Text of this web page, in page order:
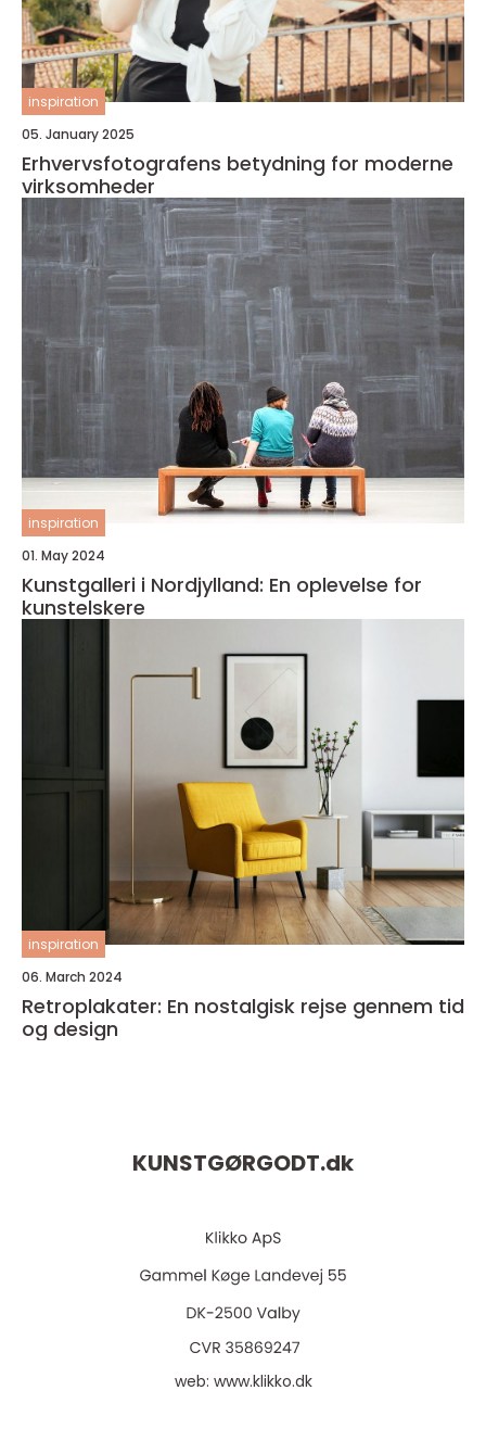
inspiration
05. January 2025
Erhvervsfotografens betydning for moderne
virksomheder
inspiration
01. May 2024
Kunstgalleri i Nordjylland: En oplevelse for
kunstelskere
inspiration
06. March 2024
Retroplakater: En nostalgisk rejse gennem tid
og design
KUNSTGØRGODT.dk
web: www.klikko.dk